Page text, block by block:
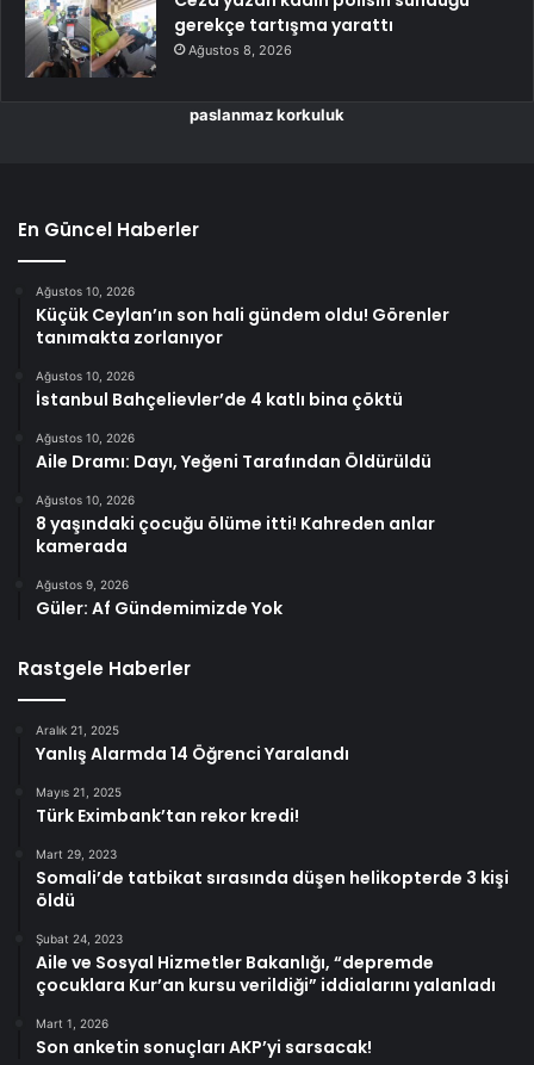
gerekçe tartışma yarattı
Ağustos 8, 2026
paslanmaz korkuluk
En Güncel Haberler
Ağustos 10, 2026
Küçük Ceylan’ın son hali gündem oldu! Görenler
tanımakta zorlanıyor
Ağustos 10, 2026
İstanbul Bahçelievler’de 4 katlı bina çöktü
Ağustos 10, 2026
Aile Dramı: Dayı, Yeğeni Tarafından Öldürüldü
Ağustos 10, 2026
8 yaşındaki çocuğu ölüme itti! Kahreden anlar
kamerada
Ağustos 9, 2026
Güler: Af Gündemimizde Yok
Rastgele Haberler
Aralık 21, 2025
Yanlış Alarmda 14 Öğrenci Yaralandı
Mayıs 21, 2025
Türk Eximbank’tan rekor kredi!
Mart 29, 2023
Somali’de tatbikat sırasında düşen helikopterde 3 kişi
öldü
Şubat 24, 2023
Aile ve Sosyal Hizmetler Bakanlığı, “depremde
çocuklara Kur’an kursu verildiği” iddialarını yalanladı
Mart 1, 2026
Son anketin sonuçları AKP’yi sarsacak!